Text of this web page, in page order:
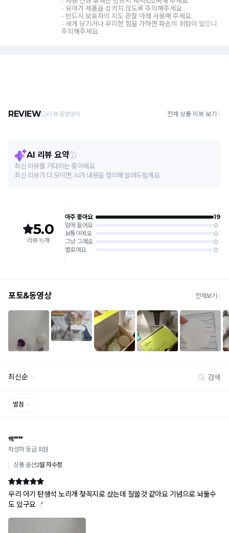
- 유아가 제품을 삼키지 않도록 주의해주세요.
- 반드시 보호자의 지도 관찰 아래 사용해 주세요.
- 세게 당기거나 무리한 힘을 가하면 파손의 위험이 있으니
주의해주세요.